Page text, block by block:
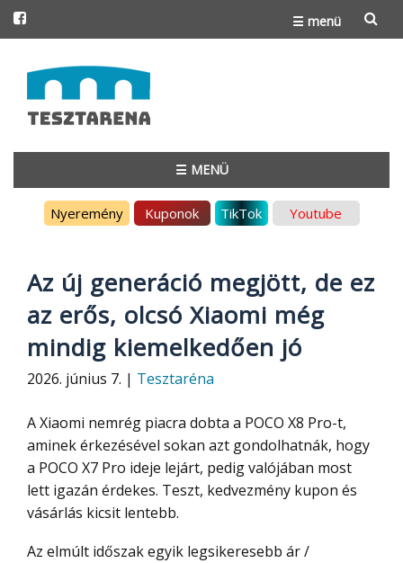
☰ menü
to
content
☰ MENÜ
Nyeremény Kuponok TikTok Youtube
Az új generáció megjött, de ez
az erős, olcsó Xiaomi még
mindig kiemelkedően jó
2026. június 7. | Tesztaréna
A Xiaomi nemrég piacra dobta a POCO X8 Pro-t,
aminek érkezésével sokan azt gondolhatnák, hogy
a POCO X7 Pro ideje lejárt, pedig valójában most
lett igazán érdekes. Teszt, kedvezmény kupon és
vásárlás kicsit lentebb.
Az elmúlt időszak egyik legsikeresebb ár /